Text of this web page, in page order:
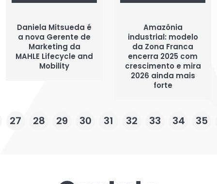
Daniela Mitsueda é
a nova Gerente de
Marketing da
MAHLE Lifecycle and
Mobility
Amazônia
industrial: modelo
da Zona Franca
encerra 2025 com
crescimento e mira
2026 ainda mais
forte
27 28 29 30 31 32 33 34 35